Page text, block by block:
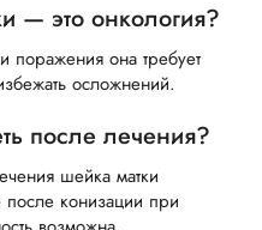
— это онкология?
поражения она требует
осложнений.
после лечения?
шейка матки
конизации при